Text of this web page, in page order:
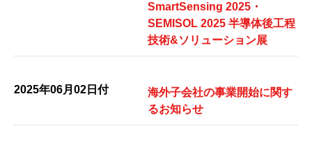
SmartSensing 2025・
SEMISOL 2025 半導体後工程
技術&ソリューション展
2025年06月02日付
海外子会社の事業開始に関す
るお知らせ